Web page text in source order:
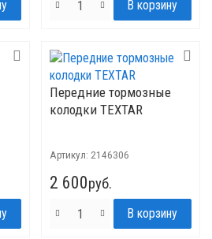
Передние тормозные
колодки TEXTAR
Артикул: 2146306
2 600руб.